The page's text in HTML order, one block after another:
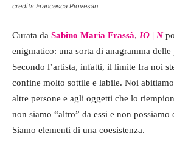
credits Francesca Piovesan
Curata da Sabino Maria Frassà, IO | N
enigmatico: una sorta di anagramma delle
Secondo l’artista, infatti, il limite fra noi
confine molto sottile e labile. Noi
altre persone e agli oggetti che lo
non siamo “altro” da essi e non possiamo
Siamo elementi di una coesistenza.